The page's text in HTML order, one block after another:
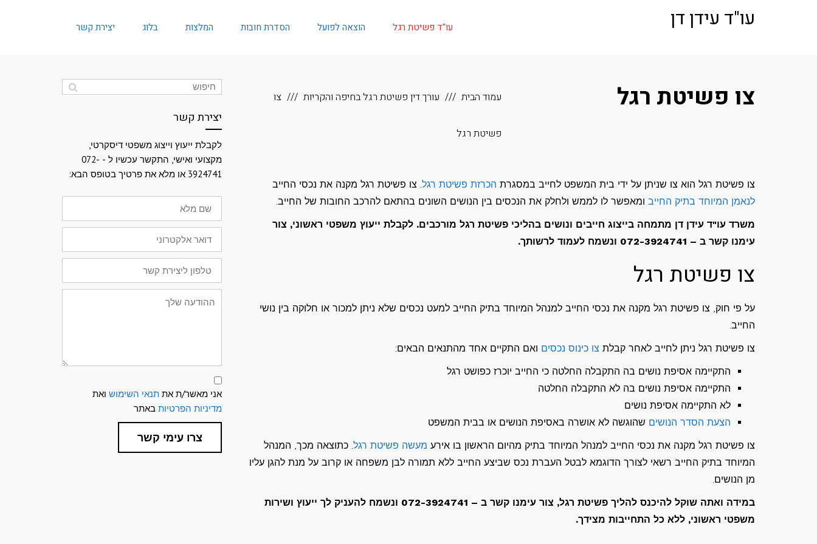
עו"ד עידן דן עו"ד פשיטת רגל הוצאה לפועל הסדרת חובות המלצות בלוג יצירת קשר
עמוד הבית עורך דין פשיטת רגל בחיפה והקריות צו
פשיטת רגל
צו פשיטת רגל
צו פשיטת רגל הוא צו שניתן על ידי בית המשפט לחייב במסגרת הכרזת פשיטת רגל. צו פשיטת רגל מקנה את נכסי החייב
לנאמן המיוחד בתיק החייב ומאפשר לו לממש ולחלק את הנכסים בין הנושים השונים בהתאם להרכב החובות של החייב.
משרד עו"ד עידן דן מתמחה בייצוג חייבים ונושים בהליכי פשיטת רגל מורכבים. לקבלת ייעוץ משפטי ראשוני, צור
עימנו קשר ב – 072-3924741 ונשמח לעמוד לרשותך.
צו פשיטת רגל
על פי חוק, צו פשיטת רגל מקנה את נכסי החייב למנהל המיוחד בתיק החייב למעט נכסים שלא ניתן למכור או חלוקה בין נושי
החייב.
צו פשיטת רגל ניתן לחייב לאחר קבלת צו כינוס נכסים ואם התקיים אחד מהתנאים הבאים:
התקיימה אסיפת נושים בה התקבלה החלטה כי החייב יוכרז כפושט רגל
התקיימה אסיפת נושים בה לא התקבלה החלטה
לא התקיימה אסיפת נושים
הצעת הסדר הנושים שהוגשה לא אושרה באסיפת הנושים או בבית המשפט
צו פשיטת רגל מקנה את נכסי החייב למנהל המיוחד בתיק מהיום הראשון בו אירע מעשה פשיטת רגל. כתוצאה מכך, המנהל
המיוחד בתיק החייב רשאי לצורך הדוגמא לבטל העברת נכס שביצע החייב ללא תמורה לבן משפחה או קרוב על מנת להגן עליו
מן הנושים.
במידה ואתה שוקל להיכנס להליך פשיטת רגל, צור עימנו קשר ב – 072-3924741 ונשמח להעניק לך ייעוץ ושירות
משפטי ראשוני, ללא כל התחייבות מצידך.
יצירת קשר
לקבלת ייעוץ וייצוג משפטי דיסקרטי,
מקצועי ואישי, התקשר עכשיו ל - 072-
3924741 או מלא את פרטיך בטופס הבא:
שם
מלא
דואר
אלקטרוני
טלפון
ליצירת
קשר
ההודעה
שלך
תנאי
שימוש
ומדיניות
פרטיות
אני מאשר/ת אתתנאי השימוש ואת
מדיניות הפרטיות באתר
צרו עימי קשר